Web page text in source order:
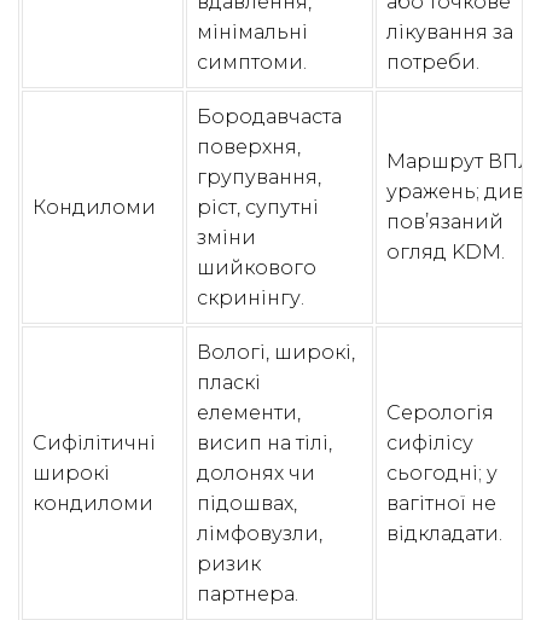
мінімальні
симптоми.
лікування за
потреби.
Кондиломи
Бородавчаста
поверхня,
групування,
ріст, супутні
зміни
шийкового
скринінгу.
Маршрут ВПЛ-
уражень; див.
пов’язаний
огляд KDM.
Сифілітичні
широкі
кондиломи
Вологі, широкі,
пласкі
елементи,
висип на тілі,
долонях чи
підошвах,
лімфовузли,
ризик
партнера.
Серологія
сифілісу
сьогодні; у
вагітної не
відкладати.